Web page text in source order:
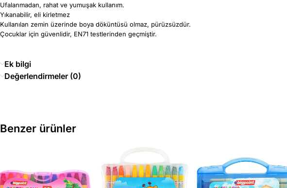
Ufalanmadan, rahat ve yumuşak kullanım.
Yıkanabilir, eli kirletmez
Kullanılan zemin üzerinde boya döküntüsü olmaz, pürüzsüzdür.
Çocuklar için güvenlidir, EN71 testlerinden geçmiştir.
Ek bilgi
Değerlendirmeler (0)
Benzer ürünler